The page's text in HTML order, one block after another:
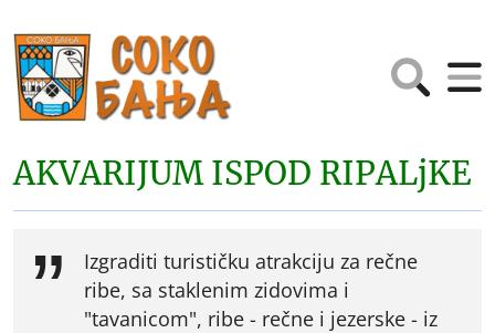
AKVARIJUM ISPOD RIPALjKE
Izgraditi turističku atrakciju za rečne
ribe, sa staklenim zidovima i
"tavanicom", ribe - rečne i jezerske - iz